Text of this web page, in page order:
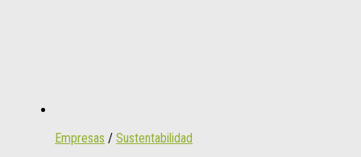
Empresas / Sustentabilidad